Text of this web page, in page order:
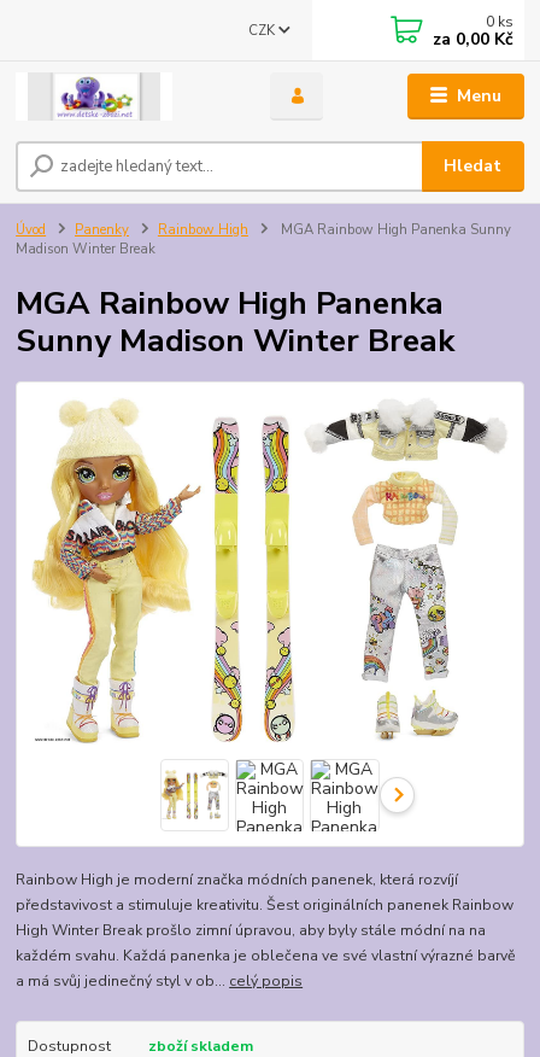
Menu
CZK
Hledat
0 ks
za 0,00 Kč
Úvod Panenky Rainbow High
MGA Rainbow High Panenka Sunny
Madison Winter Break
MGA Rainbow High Panenka
Sunny Madison Winter Break
Rainbow High je moderní značka módních panenek, která rozvíjí
představivost a stimuluje kreativitu. Šest originálních panenek Rainbow
High Winter Break prošlo zimní úpravou, aby byly stále módní na na
každém svahu. Každá panenka je oblečena ve své vlastní výrazné barvě
a má svůj jedinečný styl v ob... celý popis
Dostupnost zboží skladem